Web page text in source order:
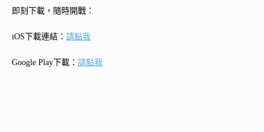
即刻下載，隨時開戰：
iOS下載連結： 請點我
Google Play下載： 請點我